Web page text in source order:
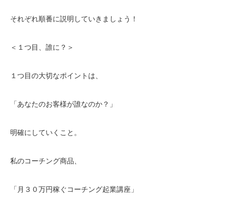
それぞれ順番に説明していきましょう！
＜１つ目、誰に？＞
１つ目の大切なポイントは、
「あなたのお客様が誰なのか？」
明確にしていくこと。
私のコーチング商品、
「月３０万円稼ぐコーチング起業講座」